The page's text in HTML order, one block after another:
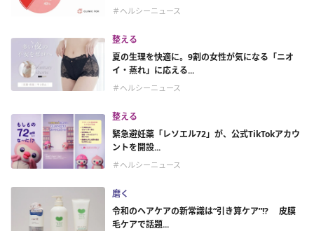
＃ヘルシーニュース
整える
夏の生理を快適に。9割の女性が気になる「ニオ
イ・蒸れ」に応える...
＃ヘルシーニュース
整える
緊急避妊薬「レソエル72」が、公式TikTokアカウ
ントを開設...
＃ヘルシーニュース
磨く
令和のヘアケアの新常識は“引き算ケア”!? 皮膜
毛ケアで話題...